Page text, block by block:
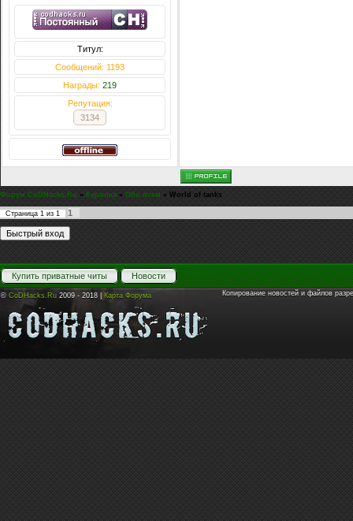
Титул:
Сообщений: 1193
Награды: 219
Репутация:
3134
Форум CoDHacks.Ru » Курилка » Обо всем » World of tanks
Страница 1 из 1 1
Купить приватные читы Новости
© CoDHacks.Ru 2009 - 2018 | Карта Форума Копирование новостей и файлов